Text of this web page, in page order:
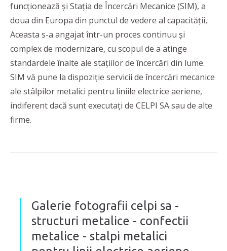
funcționează și Stația de Încercări Mecanice (SIM), a
doua din Europa din punctul de vedere al capacității,.
Aceasta s-a angajat într-un proces continuu și
complex de modernizare, cu scopul de a atinge
standardele înalte ale stațiilor de încercări din lume.
SIM vă pune la dispoziție servicii de încercări mecanice
ale stâlpilor metalici pentru liniile electrice aeriene,
indiferent dacă sunt executați de CELPI SA sau de alte
firme.
Galerie fotografii celpi sa -
structuri metalice - confectii
metalice - stalpi metalici